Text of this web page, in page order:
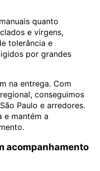
quanto
e virgens,
tolerância e
por grandes
na entrega. Com
conseguimos
Paulo e arredores.
e mantém a
acompanhamento